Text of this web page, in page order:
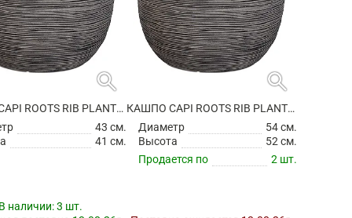
search
КАШПО CAPI ROOTS RIB PLANTER BALL ANTHRACITE
43 см.
41 см.
наличии:3 шт.
search
КАШПО CAPI ROOTS RIB PLANTER BALL ANTHRACITE
Диаметр
54 см.
Высота
52 см.
Продается по
2 шт.